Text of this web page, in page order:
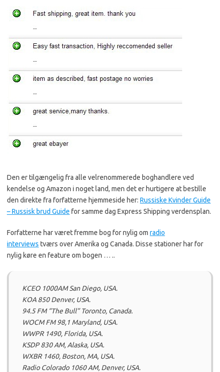
Den er tilgængelig fra alle velrenommerede boghandlere ved
kendelse og Amazon i noget land, men det er hurtigere at bestille
den direkte fra forfatterne hjemmeside her: Russiske Kvinder Guide
– Russisk brud Guide for samme dag Express Shipping verdensplan.
Forfatterne har været fremme bog for nylig om radio
interviews tværs over Amerika og Canada. Disse stationer har for
nylig køre en feature om bogen … ..
KCEO 1000AM San Diego, USA.
KOA 850 Denver, USA.
94.5 FM “The Bull” Toronto, Canada.
WOCM FM 98,1 Maryland, USA.
WWPR 1490, Florida, USA.
KSDP 830 AM, Alaska, USA.
WXBR 1460, Boston, MA, USA.
Radio Colorado 1060 AM, Denver, USA.